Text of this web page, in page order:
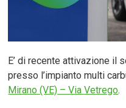
E’ di recente attivazione il
presso l’impianto multi
Mirano (VE) – Via Vetrego.